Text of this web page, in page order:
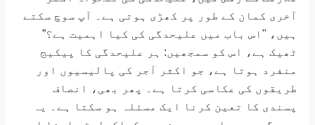
آخری کمان کے طور پر کھڑی ہوتی ہے۔ آپ سوچ سکتے
ہیں، "اس باب میں علیحدگی کی کیا اہمیت ہے؟”
ٹھیک ہے، اس کو سمجھیں: ہر علیحدگی کا پیکیج
منفرد ہوتا ہے، جو اکثر آجر کی پالیسیوں اور
طریقوں کی عکاسی کرتا ہے۔ پھر بھی، انصاف
پسندی کا تعین کرنا ایک مسئلہ ہو سکتا ہے۔ یہ